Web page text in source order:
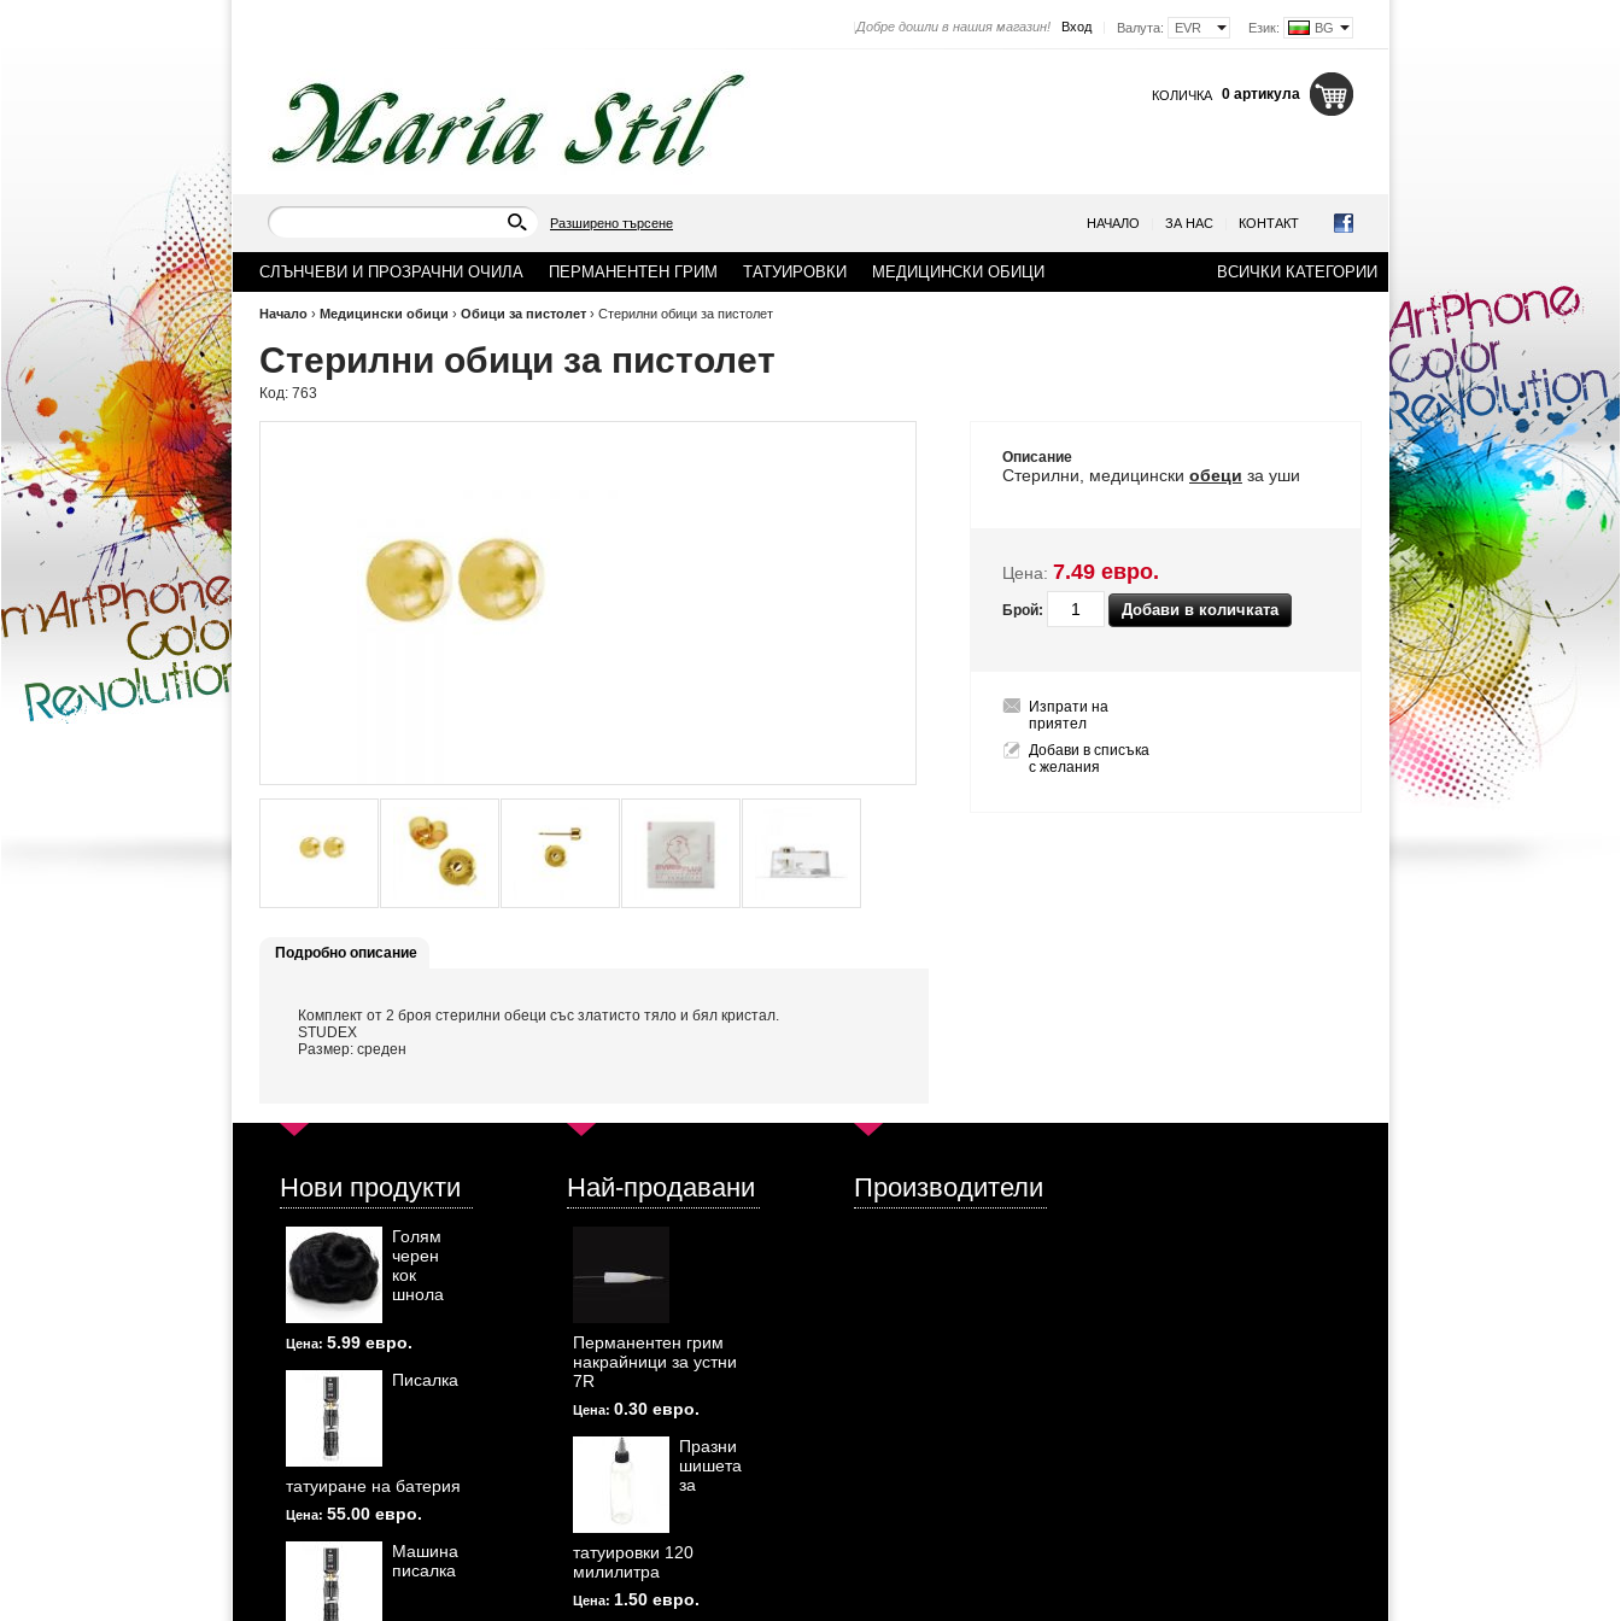
Език: BG
Валута: EVR
Вход
Добре дошли в нашия магазин!
КОЛИЧКА 0 артикула
Разширено търсене НАЧАЛО ЗА НАС КОНТАКТ
СЛЪНЧЕВИ И ПРОЗРАЧНИ ОЧИЛА ПЕРМАНЕНТЕН ГРИМ ТАТУИРОВКИ МЕДИЦИНСКИ ОБИЦИ ВСИЧКИ КАТЕГОРИИ
Начало › Медицински обици › Обици за пистолет › Стерилни обици за пистолет
Стерилни обици за пистолет
Код: 763
Описание
Стерилни, медицински обеци за уши
Цена: 7.49 евро.
Брой:
Изпрати на
приятел
Добави в списъка
с желания
Подробно описание
Комплект от 2 броя стерилни обеци със златисто тяло и бял кристал.
STUDEX
Размер: среден
Нови продукти
Голям
черен
кок
шнола
Цена: 5.99 евро.
Писалка
татуиране на батерия
Цена: 55.00 евро.
Машина
писалка
Най-продавани
Перманентен грим
накрайници за устни
7R
Цена: 0.30 евро.
Празни
шишета
за
татуировки 120
милилитра
Цена: 1.50 евро.
Производители